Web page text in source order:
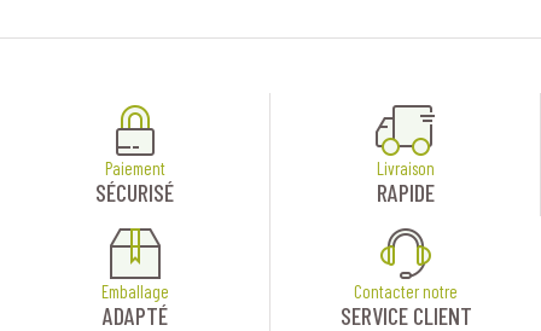
Paiement
SÉCURISÉ
Livraison
RAPIDE
Emballage
ADAPTÉ
Contacter notre
SERVICE CLIENT